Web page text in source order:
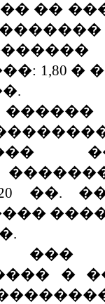
��
1,80 �
��.
���
�